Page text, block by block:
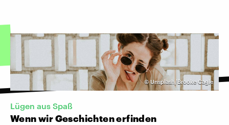
©Unsplash/Brooke Cagle
Lügen aus Spaß
Wenn wir Geschichten erfinden